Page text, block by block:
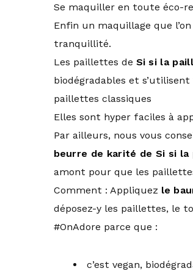
Se maquiller en toute éco-
Enfin un maquillage que
tranquillité.
Les paillettes de Si si la
biodégradables et
paillettes classiques
Elles sont hyper faciles à
Par ailleurs, nous vous
beurre de karité de Si si
amont pour que les
Comment : Appliquez le
déposez-y les paillettes, le
#OnAdore parce que :
c’est vegan,